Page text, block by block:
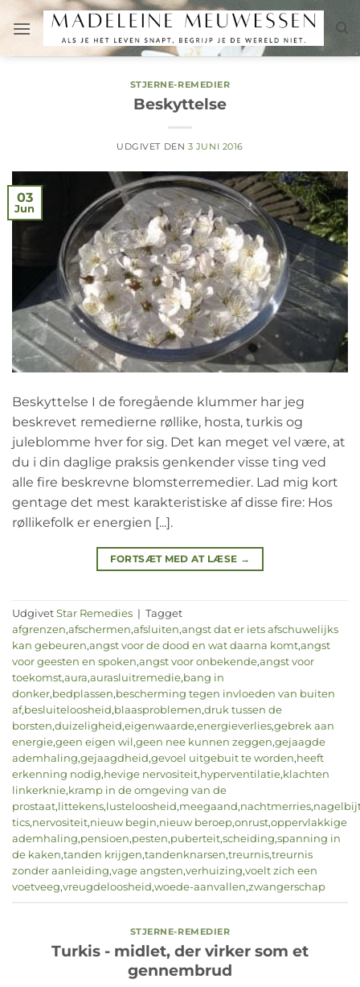
Fortsæt
indhold
STJERNE-REMEDIER
Beskyttelse
UDGIVET DEN 3 JUNI 2016
03
Jun
Beskyttelse I de foregående klummer har jeg
beskrevet remedierne røllike, hosta, turkis og
juleblomme hver for sig. Det kan meget vel være, at
du i din daglige praksis genkender visse ting ved
alle fire beskrevne blomsterremedier. Lad mig kort
gentage det mest karakteristiske af disse fire: Hos
røllikefolk er energien [...].
FORTSÆT MED AT LÆSE →
Udgivet Star Remedies | Tagget
afgrenzen,afschermen,afsluiten,angst dat er iets afschuwelijks
kan gebeuren,angst voor de dood en wat daarna komt,angst
voor geesten en spoken,angst voor onbekende,angst voor
toekomst,aura,aurasluitremedie,bang in
donker,bedplassen,bescherming tegen invloeden van buiten
af,besluiteloosheid,blaasproblemen,druk tussen de
borsten,duizeligheid,eigenwaarde,energieverlies,gebrek aan
energie,geen eigen wil,geen nee kunnen zeggen,gejaagde
ademhaling,gejaagdheid,gevoel uitgebuit te worden,heeft
erkenning nodig,hevige nervositeit,hyperventilatie,klachten
linkerknie,kramp in de omgeving van de
prostaat,littekens,lusteloosheid,meegaand,nachtmerries,
tics,nervositeit,nieuw begin,nieuw beroep,onrust,oppervlakkige
ademhaling,pensioen,pesten,puberteit,scheiding,spanning in
de kaken,tanden krijgen,tandenknarsen,treurnis,treurnis
zonder aanleiding,vage angsten,verhuizing,voelt zich een
voetveeg,vreugdeloosheid,woede-aanvallen,zwangerschap
STJERNE-REMEDIER
Turkis - midlet, der virker som et
gennembrud